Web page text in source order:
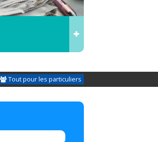
Tout pour les particuliers